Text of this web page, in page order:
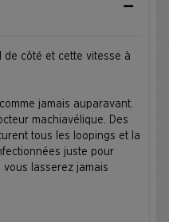
de côté et cette vitesse à
jamais auparavant.
machiavélique. Des
tous les loopings et la
juste pour
vous lasserez jamais